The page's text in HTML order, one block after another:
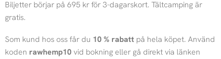
Biljetter börjar på 695 kr för 3-dagarskort. Tältcamping är
gratis.
Som kund hos oss får du 10 % rabatt på hela köpet. Använd
koden rawhemp10vid bokning eller gå direkt via länken